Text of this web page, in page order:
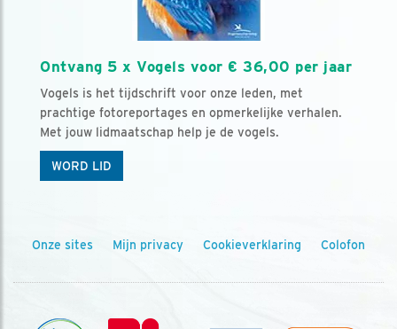
Ontvang 5 x Vogels voor € 36,00 per jaar
Vogels is het tijdschrift voor onze leden, met
prachtige fotoreportages en opmerkelijke verhalen.
Met jouw lidmaatschap help je de vogels.
WORD LID
Onze sites Mijn privacy Cookieverklaring Colofon